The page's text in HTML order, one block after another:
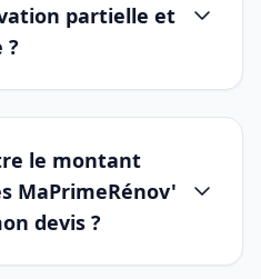
partielle et
?
le montant
MaPrimeRénov'
devis ?